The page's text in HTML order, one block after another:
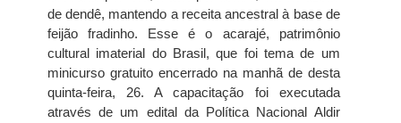
de dendê, mantendo a receita ancestral à base de
feijão fradinho. Esse é o acarajé, patrimônio
cultural imaterial do Brasil, que foi tema de um
minicurso gratuito encerrado na manhã de desta
quinta-feira, 26. A capacitação foi executada
através de um edital da Política Nacional Aldir